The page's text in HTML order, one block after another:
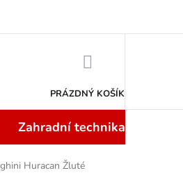
PRÁZDNÝ KOŠÍK
Zahradní technika
Huracan Žluté